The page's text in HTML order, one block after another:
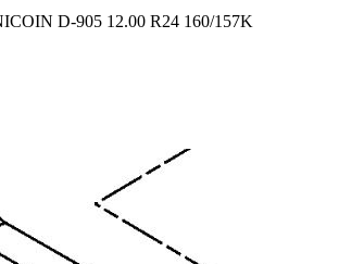
D-905 12.00 R24 160/157K